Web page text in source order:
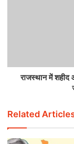
राजस्थान में शहीद
Related